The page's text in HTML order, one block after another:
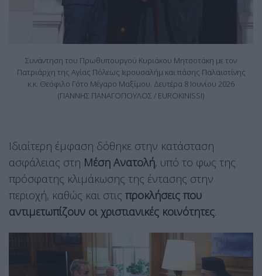
Συνάντηση του Πρωθυπουργού Κυριάκου Μητσοτάκη με τον
Πατριάρχη της Αγίας Πόλεως Ιερουσαλήμ και πάσης Παλαιστίνης
κ.κ. Θεόφιλο Γ΄στο Μέγαρο Μαξίμου. Δευτέρα 8 Ιουνίου 2026
(ΓΙΑΝΝΗΣ ΠΑΝΑΓΟΠΟΥΛΟΣ / EUROKINISSI)
Ιδιαίτερη έμφαση δόθηκε στην κατάσταση
ασφάλειας στη Μέση Ανατολή, υπό το φως της
πρόσφατης κλιμάκωσης της έντασης στην
περιοχή, καθώς και στις προκλήσεις που
αντιμετωπίζουν οι χριστιανικές κοινότητες.